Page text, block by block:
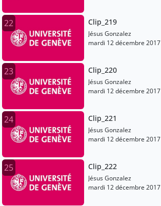
22 Clip_219
Jésus Gonzalez
mardi 12 décembre 2017
23 Clip_220
Jésus Gonzalez
mardi 12 décembre 2017
24 Clip_221
Jésus Gonzalez
mardi 12 décembre 2017
25 Clip_222
Jésus Gonzalez
mardi 12 décembre 2017